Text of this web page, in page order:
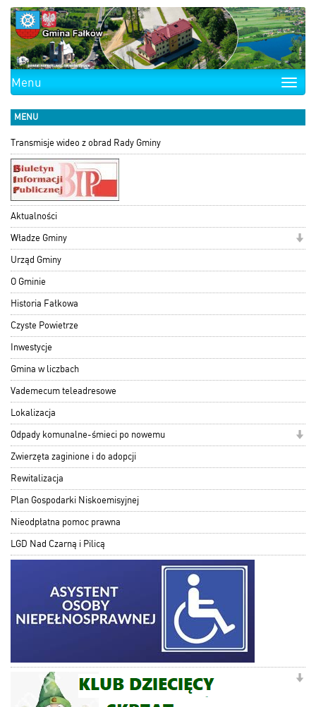
Toggle
Menu
MENU
Transmisje wideo z obrad Rady Gminy
Aktualności
Władze Gminy
Urząd Gminy
O Gminie
Historia Fałkowa
Czyste Powietrze
Inwestycje
Gmina w liczbach
Vademecum teleadresowe
Lokalizacja
Odpady komunalne-śmieci po nowemu
Zwierzęta zaginione i do adopcji
Rewitalizacja
Plan Gospodarki Niskoemisyjnej
Nieodpłatna pomoc prawna
LGD Nad Czarną i Pilicą